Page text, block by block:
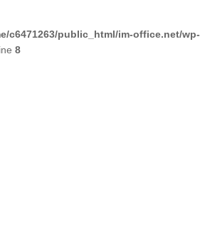
c6471263/public_html/im-office.net/wp-
8